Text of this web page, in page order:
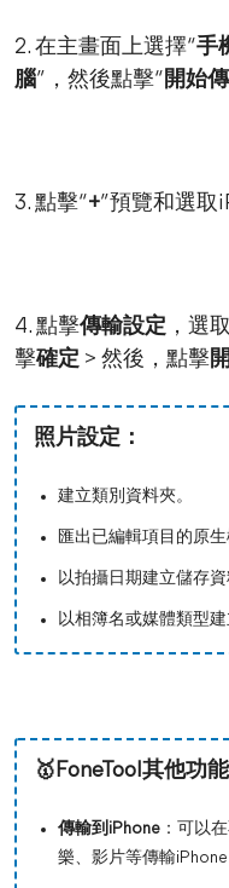
2. 在主畫面上選擇“手
腦”，然後點擊“ 開始
3. 點擊“+”預覽和選取
4. 點擊傳輸設定 ，選
擊確定 > 然後，點擊
照片設定：
建立類別資料夾。
匯出已編輯項目的原生
以拍攝日期建立儲存資
以相簿名或媒體類型建
🥇FoneTool其他功能
傳輸到iPhone ：可以
樂、影片等傳輸iPhone